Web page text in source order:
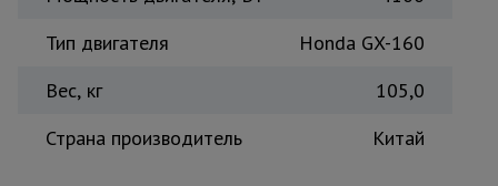
Тип двигателя
Honda GX-160
Вес, кг
105,0
Страна производитель
Китай